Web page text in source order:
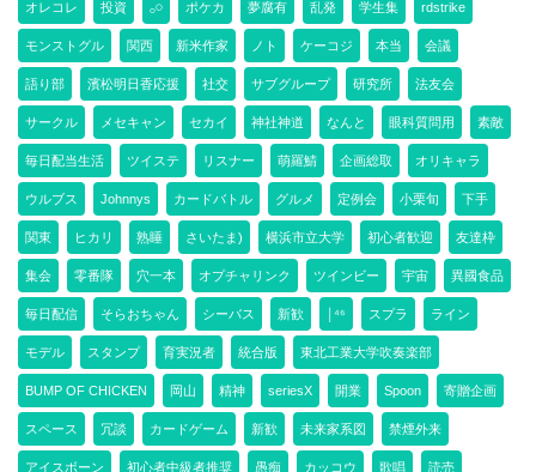
オレコレ 投資 𓂂𓏸 ポケカ 夢腐有 乱発 学生集 rdstrike
モンストグル 関西 新米作家 ノト ケーコジ 本当 会議
語り部 濱松明日香応援 社交 サブグループ 研究所 法友会
サークル メセキャン セカイ 神社神道 なんと 眼科質問用 素敵
毎日配当生活 ツイステ リスナー 萌羅鯖 企画総取 オリキャラ
ウルブス Johnnys カードバトル グルメ 定例会 小栗旬 下手
関東 ヒカリ 熟睡 さいたま) 横浜市立大学 初心者歓迎 友達枠
集会 零番隊 穴一本 オプチャリンク ツインビー 宇宙 異國食品
毎日配信 そらおちゃん シーバス 新歓 ￨⁴⁶ スプラ ライン
モデル スタンプ 育実況者 統合版 東北工業大学吹奏楽部
BUMP OF CHICKEN 岡山 精神 seriesX 開業 Spoon 寄贈企画
スペース 冗談 カードゲーム 新歓 未来家系図 禁煙外来
アイスボーン 初心者中級者推奨 愚痴 カッコウ 歌唱 読売